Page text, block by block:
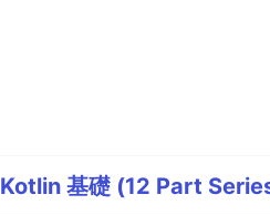
Kotlin 基礎 (12 Part